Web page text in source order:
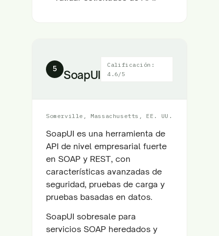
5 SoapUI
Calificación:
4.6/5
Somerville, Massachusetts, EE. UU.
SoapUI es una herramienta de
API de nivel empresarial fuerte
en SOAP y REST, con
características avanzadas de
seguridad, pruebas de carga y
pruebas basadas en datos.
SoapUI sobresale para
servicios SOAP heredados y